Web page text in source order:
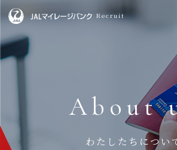
Recruit
About
わたしたちについ